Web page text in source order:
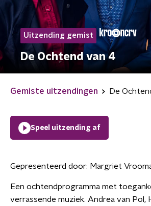
Uitzending gemist
De Ochtend van 4
Gemiste uitzendingen De
Speel uitzending af
Gepresenteerd door: Margriet
Een ochtendprogramma met
verrassende muziek. Andrea van Pol,